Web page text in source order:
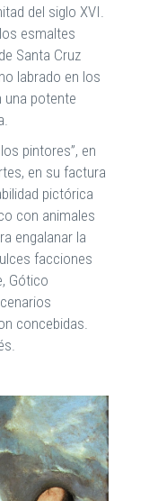
del siglo XVI.
esmaltes
Santa Cruz
labrado en los
una potente
pintores”, en
en su factura
pictórica
con animales
engalanar la
facciones
Gótico
concebidas.